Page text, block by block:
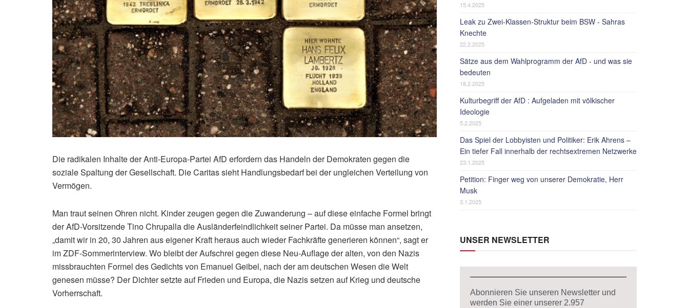
Die radikalen Inhalte der Anti-Europa-Partei AfD erfordern das Handeln der Demokraten gegen die
soziale Spaltung der Gesellschaft. Die Caritas sieht Handlungsbedarf bei der ungleichen Verteilung von
Vermögen.
Man traut seinen Ohren nicht. Kinder zeugen gegen die Zuwanderung – auf diese einfache Formel bringt
der AfD-Vorsitzende Tino Chrupalla die Ausländerfeindlichkeit seiner Partei. Da müsse man ansetzen,
„damit wir in 20, 30 Jahren aus eigener Kraft heraus auch wieder Fachkräfte generieren können“, sagt er
im ZDF-Sommerinterview. Wo bleibt der Aufschrei gegen diese Neu-Auflage der alten, von den Nazis
missbrauchten Formel des Gedichts von Emanuel Geibel, nach der am deutschen Wesen die Welt
genesen müsse? Der Dichter setzte auf Frieden und Europa, die Nazis setzen auf Krieg und deutsche
Vorherrschaft.
15.4.2025
Leak zu Zwei-Klassen-Struktur beim BSW - Sahras
Knechte
22.2.2025
Sätze aus dem Wahlprogramm der AfD - und was sie
bedeuten
18.2.2025
Kulturbegriff der AfD : Aufgeladen mit völkischer
Ideologie
5.2.2025
Das Spiel der Lobbyisten und Politiker: Erik Ahrens –
Ein tiefer Fall innerhalb der rechtsextremen Netzwerke
23.1.2025
Petition: Finger weg von unserer Demokratie, Herr
Musk
3.1.2025
UNSER NEWSLETTER
Abonnieren Sie unseren Newsletter und
werden Sie einer unserer 2.957